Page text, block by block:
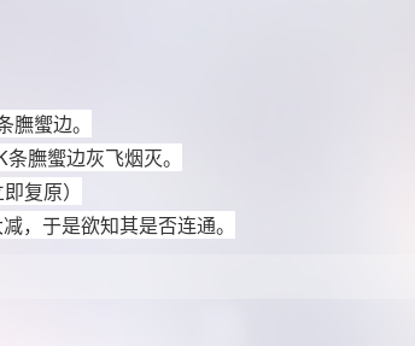
膴蠁边。
条膴蠁边灰飞烟灭。
复原）
，于是欲知其是否连通。